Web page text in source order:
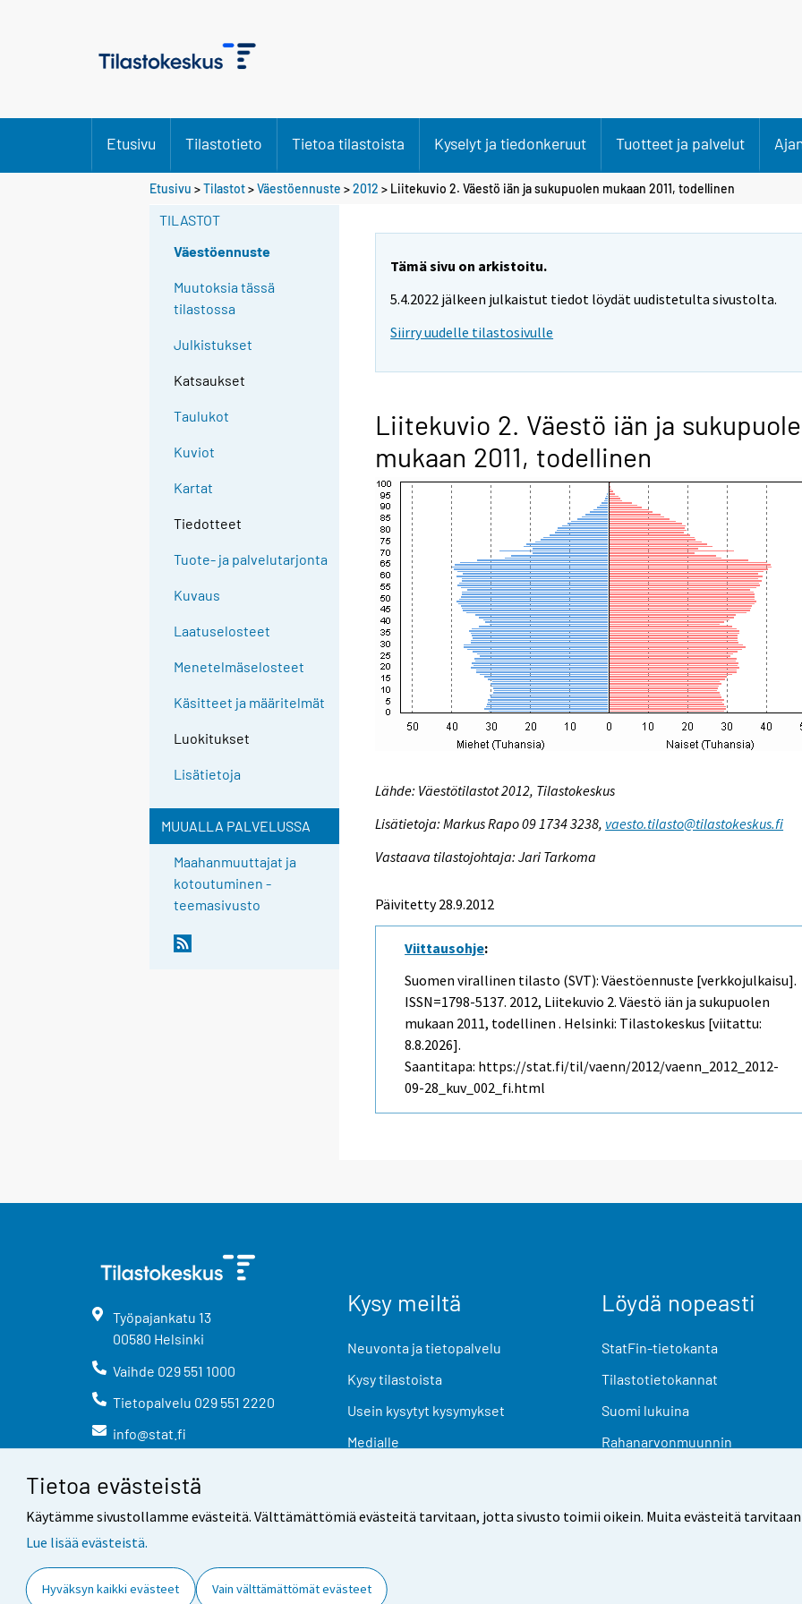
Tietoa evästeistä
Käytämme sivustollamme evästeitä. Välttämättömiä evästeitä tarvitaan, jotta sivusto toimii oikein. Muita evästeitä
Lue lisää evästeistä.
Hyväksyn kaikki evästeet Vain välttämättömät evästeet
Etusivu Tilastotieto Tietoa tilastoista Kyselyt ja tiedonkeruut Tuotteet ja palvelut
Etusivu >Tilastot>Väestöennuste >2012 > Liitekuvio 2. Väestö iän ja sukupuolen mukaan 2011, todellinen
TILASTOT
Väestöennuste
Muutoksia tässä
tilastossa
Julkistukset
Katsaukset
Taulukot
Kuviot
Kartat
Tiedotteet
Tuote- ja palvelutarjonta
Kuvaus
Laatuselosteet
Menetelmäselosteet
Käsitteet ja määritelmät
Luokitukset
Lisätietoja
MUUALLA PALVELUSSA
Maahanmuuttajat ja
kotoutuminen -
teemasivusto
Tämä sivu on arkistoitu.
5.4.2022 jälkeen julkaistut tiedot löydät uudistetulta sivustolta.
Siirry uudelle tilastosivulle
Liitekuvio 2. Väestö iän ja
mukaan 2011, todellinen
Lähde: Väestötilastot 2012, Tilastokeskus
Lisätietoja: Markus Rapo 09 1734 3238, vaesto.tilasto@tilastokeskus.fi
Vastaava tilastojohtaja: Jari Tarkoma
Päivitetty 28.9.2012
Viittausohje:
Suomen virallinen tilasto (SVT): Väestöennuste [verkkojulkaisu].
ISSN=1798-5137. 2012, Liitekuvio 2. Väestö iän ja sukupuolen
mukaan 2011, todellinen . Helsinki: Tilastokeskus [viitattu:
8.8.2026].
Saantitapa: https://stat.fi/til/vaenn/2012/vaenn_2012_2012-
09-28_kuv_002_fi.html
Työpajankatu 13
00580 Helsinki
Vaihde 029 551 1000
Tietopalvelu 029 551 2220
info@stat.fi
Kysy meiltä
Neuvonta ja tietopalvelu
Kysy tilastoista
Usein kysytyt kysymykset
Medialle
Löydä nopeasti
StatFin-tietokanta
Tilastotietokannat
Suomi lukuina
Rahanarvonmuunnin
Yhteystiedot Palaute